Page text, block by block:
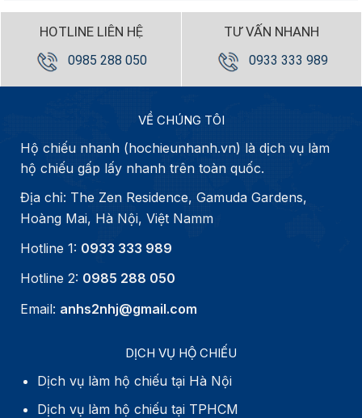
HOTLINE LIÊN HỆ
0985 288 050
TƯ VẤN NHANH
0933 333 989
VỀ CHÚNG TÔI
Hộ chiếu nhanh (hochieunhanh.vn) là dịch vụ làm
hộ chiếu gấp lấy nhanh trên toàn quốc.
Địa chỉ: The Zen Residence, Gamuda Gardens,
Hoàng Mai, Hà Nội, Việt Namm
Hotline 1: 0933 333 989
Hotline 2: 0985 288 050
Email: anhs2nhj@gmail.com
DỊCH VỤ HỘ CHIẾU
Dịch vụ làm hộ chiếu tại Hà Nội
Dịch vụ làm hộ chiếu tại TPHCM